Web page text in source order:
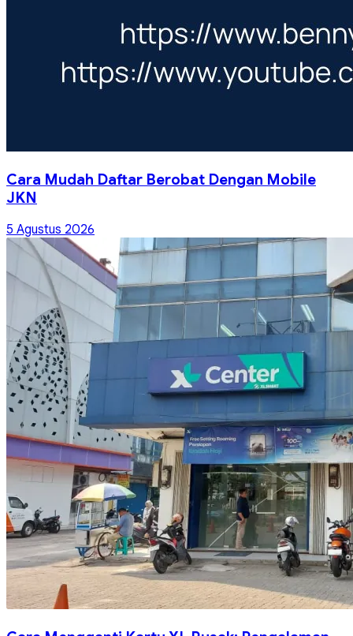
Cara Mudah Daftar Berobat Dengan Mobile
JKN
5 Agustus 2026